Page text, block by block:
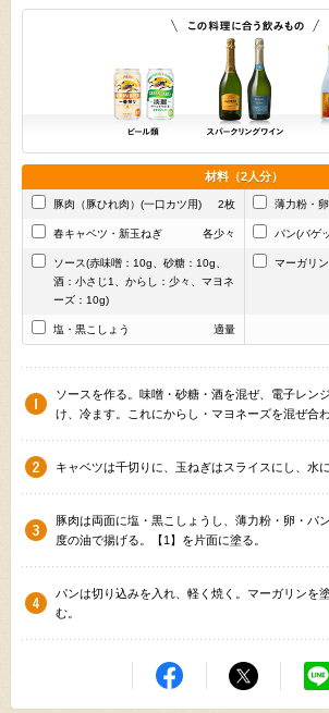
材料（2人分）
豚肉（豚ひれ肉）(一口カツ用) 2枚 薄力粉・
春キャベツ・新玉ねぎ 各少々 パン(バゲ
ソース(赤味噌：10g、砂糖：10g、
酒：小さじ1、からし：少々、マヨネ
ーズ：10g)
マーガリン
塩・黒こしょう 適量
ソースを作る。味噌・砂糖・酒を混ぜ、電子レン
け、冷ます。これにからし・マヨネーズを混ぜ合
キャベツは千切りに、玉ねぎはスライスにし、水に
豚肉は両面に塩・黒こしょうし、薄力粉・卵・パ
度の油で揚げる。【1】を片面に塗る。
パンは切り込みを入れ、軽く焼く。マーガリンを
む。